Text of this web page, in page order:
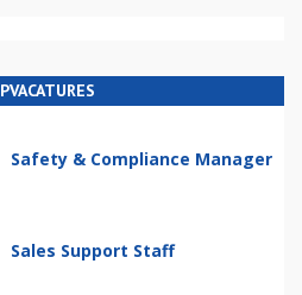
Safety & Compliance Manager
Sales Support Staff